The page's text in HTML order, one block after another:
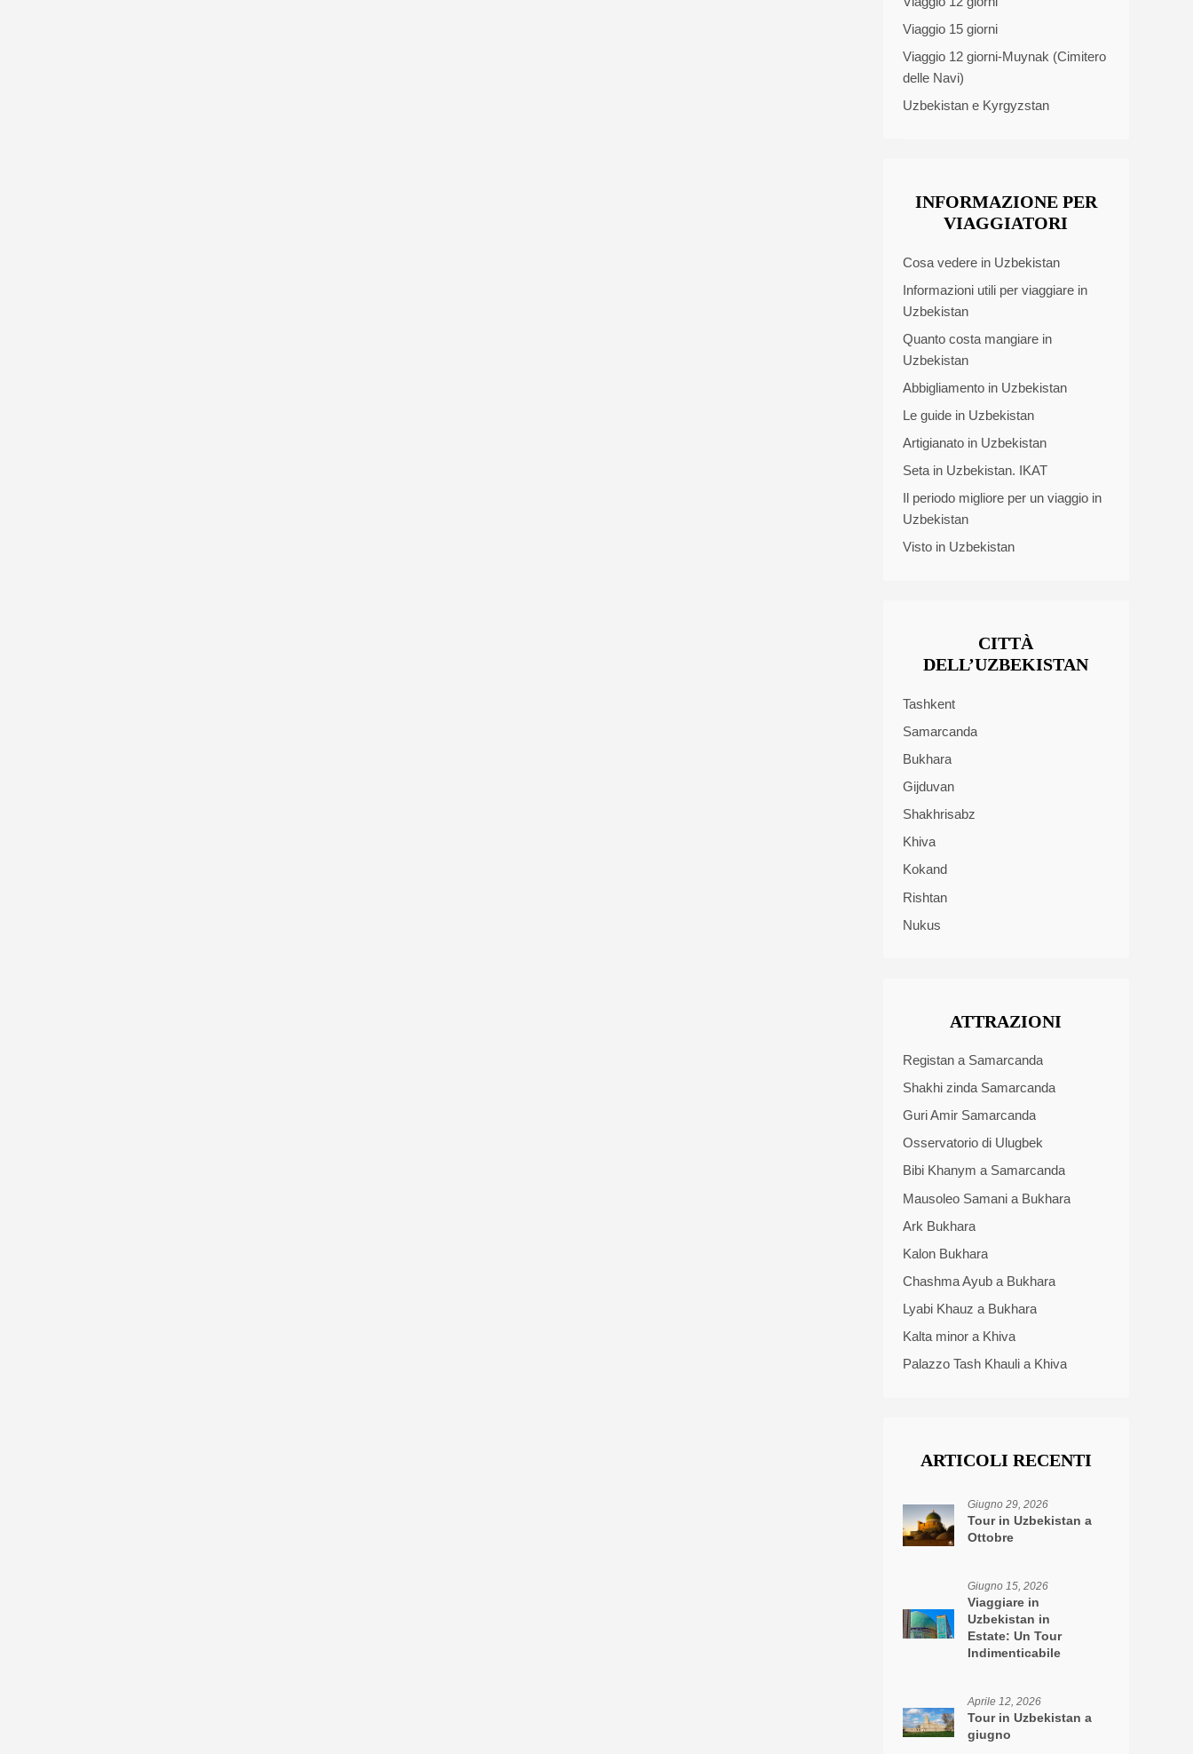
Viaggio 15 giorni
Viaggio 12 giorni-Muynak (Cimitero
delle Navi)
Uzbekistan e Kyrgyzstan
INFORMAZIONE PER
VIAGGIATORI
Cosa vedere in Uzbekistan
Informazioni utili per viaggiare in
Uzbekistan
Quanto costa mangiare in
Uzbekistan
Abbigliamento in Uzbekistan
Le guide in Uzbekistan
Artigianato in Uzbekistan
Seta in Uzbekistan. IKAT
Il periodo migliore per un viaggio in
Uzbekistan
Visto in Uzbekistan
CITTÀ
DELL’UZBEKISTAN
Tashkent
Samarcanda
Bukhara
Gijduvan
Shakhrisabz
Khiva
Kokand
Rishtan
Nukus
ATTRAZIONI
Registan a Samarcanda
Shakhi zinda Samarcanda
Guri Amir Samarcanda
Osservatorio di Ulugbek
Bibi Khanym a Samarcanda
Mausoleo Samani a Bukhara
Ark Bukhara
Kalon Bukhara
Chashma Ayub a Bukhara
Lyabi Khauz a Bukhara
Kalta minor a Khiva
Palazzo Tash Khauli a Khiva
ARTICOLI RECENTI
Giugno 29, 2026
Tour in Uzbekistan a
Ottobre
Giugno 15, 2026
Viaggiare in
Uzbekistan in
Estate: Un Tour
Indimenticabile
Aprile 12, 2026
Tour in Uzbekistan a
giugno